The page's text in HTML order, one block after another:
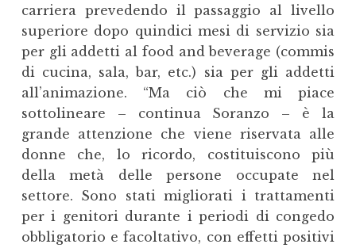
carriera prevedendo il passaggio al livello
superiore dopo quindici mesi di servizio sia
per gli addetti al food and beverage (commis
di cucina, sala, bar, etc.) sia per gli addetti
all’animazione. “Ma ciò che mi piace
sottolineare – continua Soranzo – è la
grande attenzione che viene riservata alle
donne che, lo ricordo, costituiscono più
della metà delle persone occupate nel
settore. Sono stati migliorati i trattamenti
per i genitori durante i periodi di congedo
obbligatorio e facoltativo, con effetti positivi